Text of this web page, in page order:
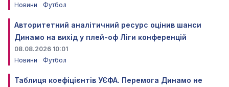
Новини
Футбол
Авторитетний аналітичний ресурс оцінив шанси
Динамо на вихід у плей-оф Ліги конференцій
08.08.2026 10:01
Новини
Футбол
Таблиця коефіцієнтів УЄФА. Перемога Динамо не